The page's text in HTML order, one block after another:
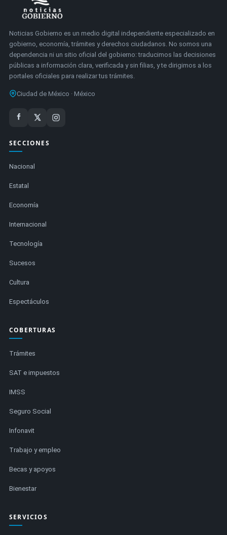
Noticias Gobierno es un medio digital independiente especializado en
gobierno, economía, trámites y derechos ciudadanos. No somos una
dependencia ni un sitio oficial del gobierno: traducimos las decisiones
públicas a información clara, verificada y sin filias, y te dirigimos a los
portales oficiales para realizar tus trámites.
Ciudad de México · México
SECCIONES
Nacional
Estatal
Economía
Internacional
Tecnología
Sucesos
Cultura
Espectáculos
COBERTURAS
Trámites
SAT e impuestos
IMSS
Seguro Social
Infonavit
Trabajo y empleo
Becas y apoyos
Bienestar
SERVICIOS